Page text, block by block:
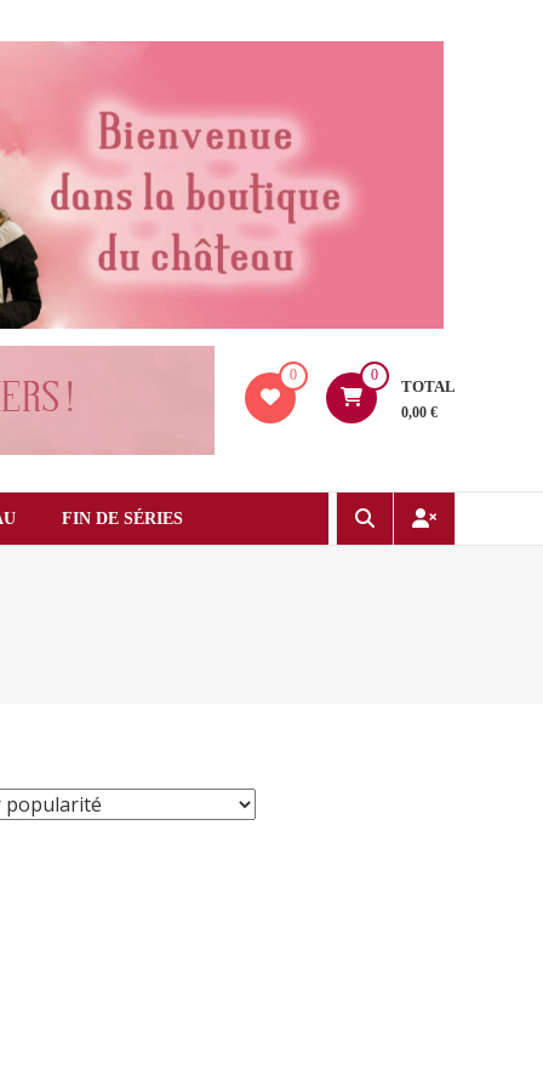
0 0
TOTAL
0,00 €
FIN DE SÉRIES